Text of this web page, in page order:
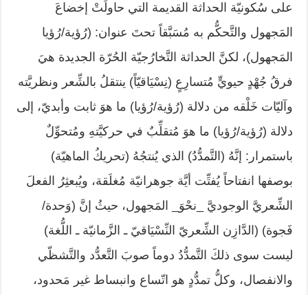
على سُكونيّة الحداثة القديمة التي حاولَتْ إخضاعَ
المَجهول والتَّحكُّم به مُسَبَّقاً تحتَ عنوان: (رُؤية/رُؤيا
المَجهول)، لكنَّ الحداثة التَّخارُجيّة الحُرّة الجديدة هيَ
فرقُ جُهْدٍ حيويٍّ مُتسارِعٍ (نِسْيَاقيّاً) ينتقلُ بالشِّعر ونظريَّته
وآليّات خَلْقه من دلالة (رُؤية/رُؤيا) ما هوَ ثابت وأبديّ، إلى
دلالة (رُؤية/رُؤيا) ما هوَ مُتقلِّبٌ في حركيَّتهِ ومُتحوِّلٌ
باستمرار: إنَّهُ (التَّمدُّدُ) الذي يُنتجُهُ (تحريكُ الماهيّة)
بوصفها انفتاحاً يُفتِّت أيَّة جوهرانيّة مُغلَقة، ويُبعثِرُ الفعلَ
الشِّعريَّ الوجوديَّ _نحْوَ_ المَجهول، حيثُ إنَّ (وَحدة/
فَجوة) (الدَّازِن الشِّعريّ النِّسْيَاقيّ ـ الزَّمانيّة ـ اللُّغة)
ليست سوى ذلكَ التَّمدُّدُ دوماً صوبَ التَّعدُّد والتَّشظّي
والانفصال، وكلُّ تمدُّدٍ هو اتّساع وانبساط غير مَحدود،